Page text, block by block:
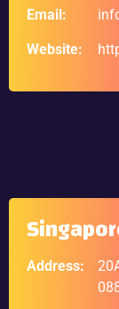
Email:
Website:
Address: